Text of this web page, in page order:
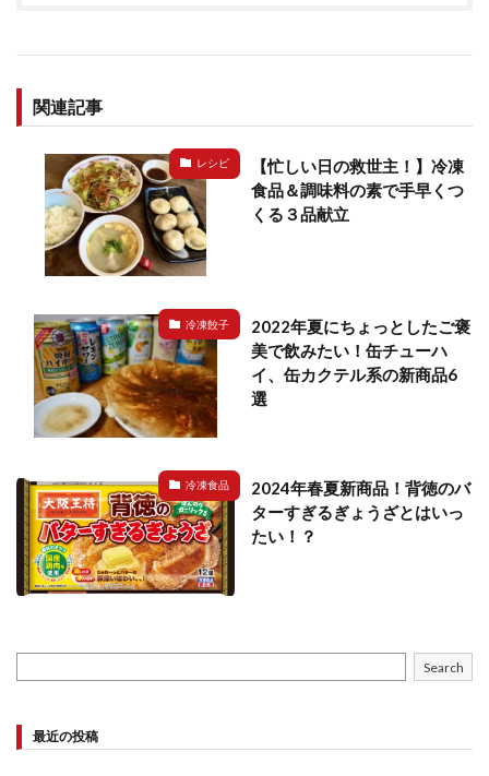
関連記事
レシピ
【忙しい日の救世主！】冷凍
食品＆調味料の素で手早くつ
くる３品献立
冷凍餃子
2022年夏にちょっとしたご褒
美で飲みたい！缶チューハ
イ、缶カクテル系の新商品6
選
冷凍食品
2024年春夏新商品！背徳のバ
ターすぎるぎょうざとはいっ
たい！？
Search
最近の投稿